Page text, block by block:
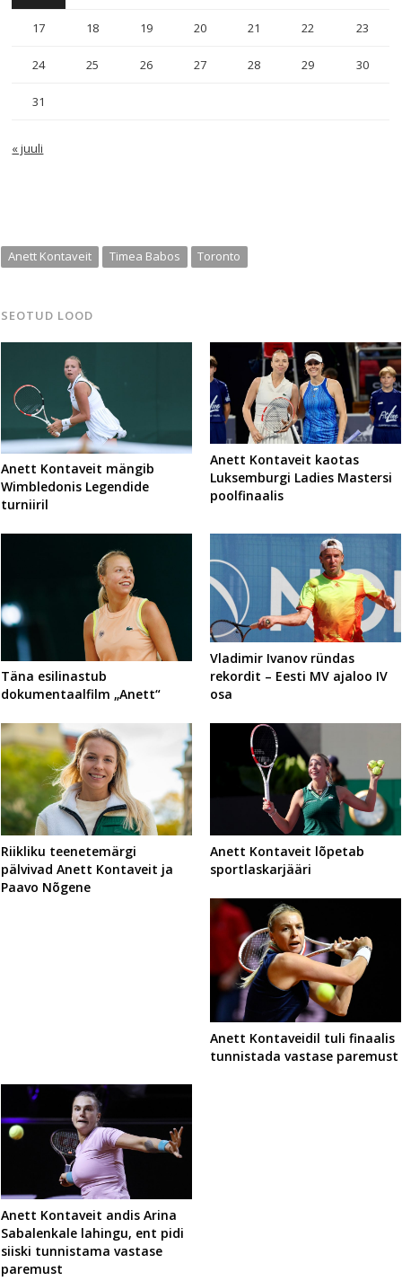
17 18 19 20 21 22 23
24 25 26 27 28 29 30
31
« juuli
Anett Kontaveit Timea Babos Toronto
SEOTUD LOOD
Anett Kontaveit mängib
Wimbledonis Legendide
turniiril
Anett Kontaveit kaotas
Luksemburgi Ladies Mastersi
poolfinaalis
Täna esilinastub
dokumentaalfilm „Anett“
Vladimir Ivanov ründas
rekordit – Eesti MV ajaloo IV
osa
Riikliku teenetemärgi
pälvivad Anett Kontaveit ja
Paavo Nõgene
Anett Kontaveit lõpetab
sportlaskarjääri
Anett Kontaveidil tuli finaalis
tunnistada vastase paremust
Anett Kontaveit andis Arina
Sabalenkale lahingu, ent pidi
siiski tunnistama vastase
paremust